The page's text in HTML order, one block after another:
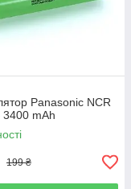
Panasonic NCR
3400 mAh
199 ₴